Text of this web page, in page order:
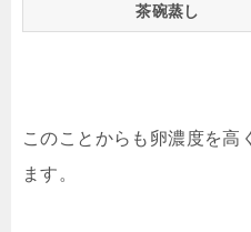
茶碗蒸し
このことからも卵濃度を高
ます。